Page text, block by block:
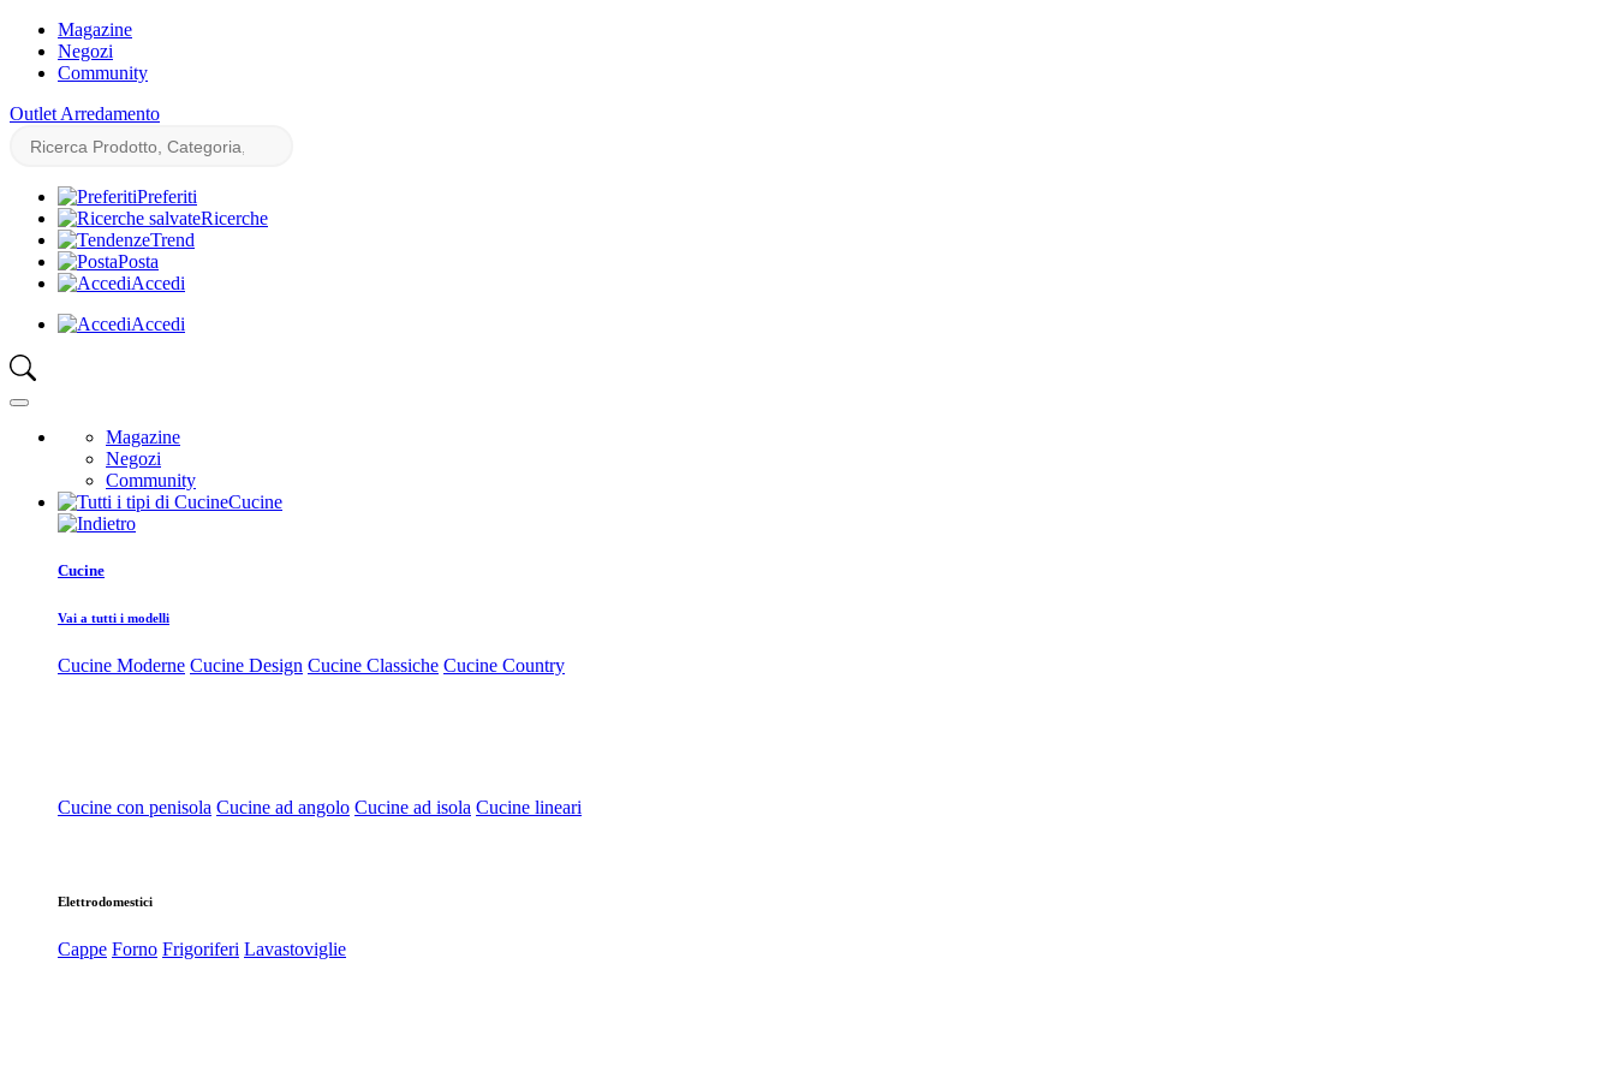
Magazine
Negozi
Community
Outlet Arredamento
Preferiti
Ricerche
Trend
Posta
Accedi
Accedi
Magazine
Negozi
Community
Cucine
Cucine
Vai a tutti i modelli
Cucine Moderne Cucine Design Cucine Classiche Cucine Country
Cucine con penisola Cucine ad angolo Cucine ad isola Cucine lineari
Elettrodomestici
Cappe Forno Frigoriferi Lavastoviglie